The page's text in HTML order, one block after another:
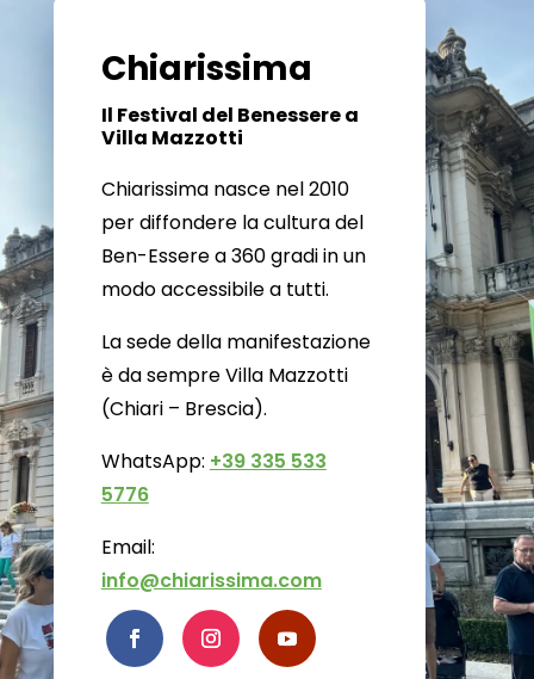
Chiarissima
Il Festival del Benessere a
Villa Mazzotti
Chiarissima nasce nel 2010
per diffondere la cultura del
Ben-Essere a 360 gradi in un
modo accessibile a tutti.
La sede della manifestazione
è da sempre Villa Mazzotti
(Chiari – Brescia).
WhatsApp: +39 335 533
5776
Email:
info@chiarissima.com